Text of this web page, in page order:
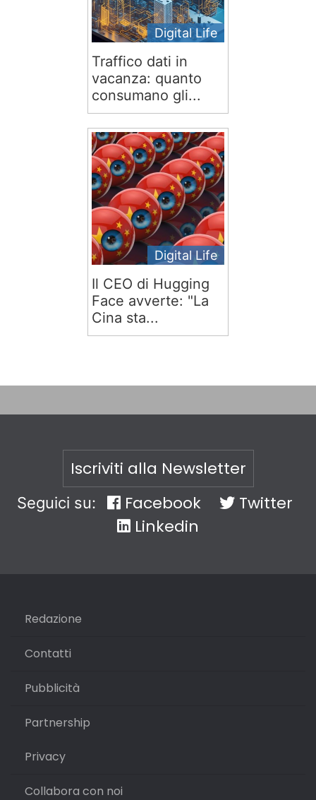
Digital Life
Traffico dati in
vacanza: quanto
consumano gli...
Digital Life
Il CEO di Hugging
Face avverte: "La
Cina sta...
Iscriviti alla Newsletter
Seguici su: Facebook
Twitter
Linkedin
Redazione
Contatti
Pubblicità
Partnership
Privacy
Collabora con noi